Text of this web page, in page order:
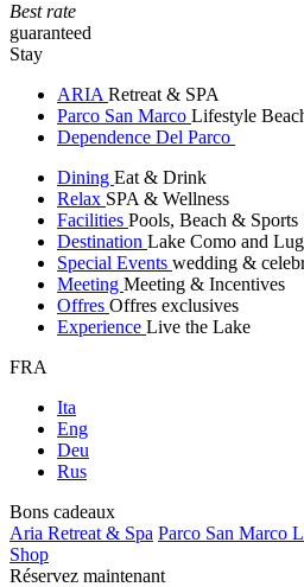
Best rate
guaranteed
Stay
ARIA Retreat & SPA
Parco San Marco Lifestyle
Dependence Del Parco
Dining Eat & Drink
Relax SPA & Wellness
Facilities Pools, Beach & Sports
Destination Lake Como and
Special Events wedding &
Meeting Meeting & Incentives
Offres Offres exclusives
Experience Live the Lake
FRA
Ita
Eng
Deu
Rus
Bons cadeaux
Aria Retreat & Spa Parco San Marco
Shop
Réservez maintenant